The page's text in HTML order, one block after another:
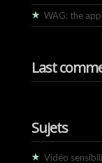
WAG: the
Last
Sujets
Vidéo